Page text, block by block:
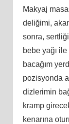
Makyaj
deliğimi,
sonra,
bebe yağı
bacağım
pozisyonda
dizlerimin
kramp
kenarına